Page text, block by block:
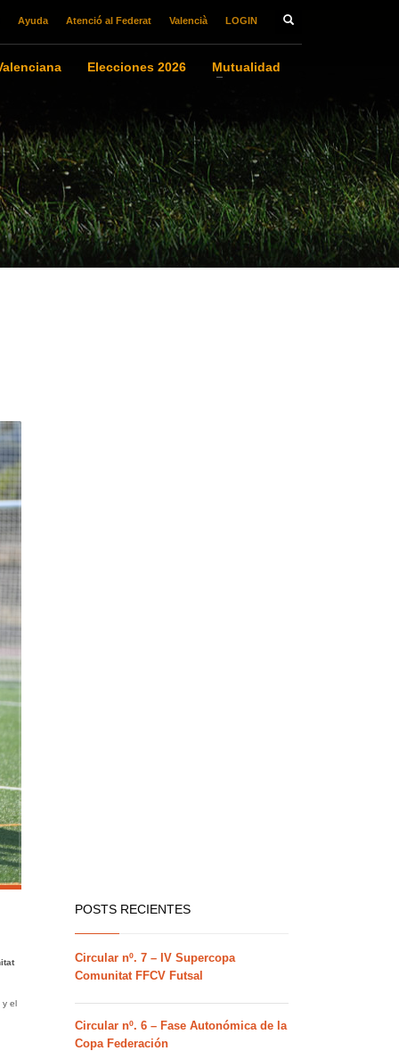
Ayuda Atenció al Federat Valencià LOGIN
Elecciones 2026
Mutualidad
y el
POSTS RECIENTES
Circular nº. 7 – IV Supercopa
Comunitat FFCV Futsal
Circular nº. 6 – Fase Autonómica de la
Copa Federación